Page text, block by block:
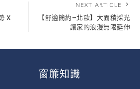
X
NEXT ARTICLE
【舒適簡約–北歐】大面積採光
讓家的浪漫無限延伸
窗簾知識